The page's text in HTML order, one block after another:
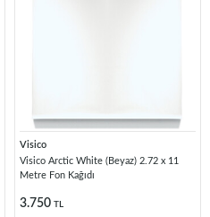
Visico
Visico Arctic White (Beyaz) 2.72 x 11
Metre Fon Kağıdı
3.750 TL